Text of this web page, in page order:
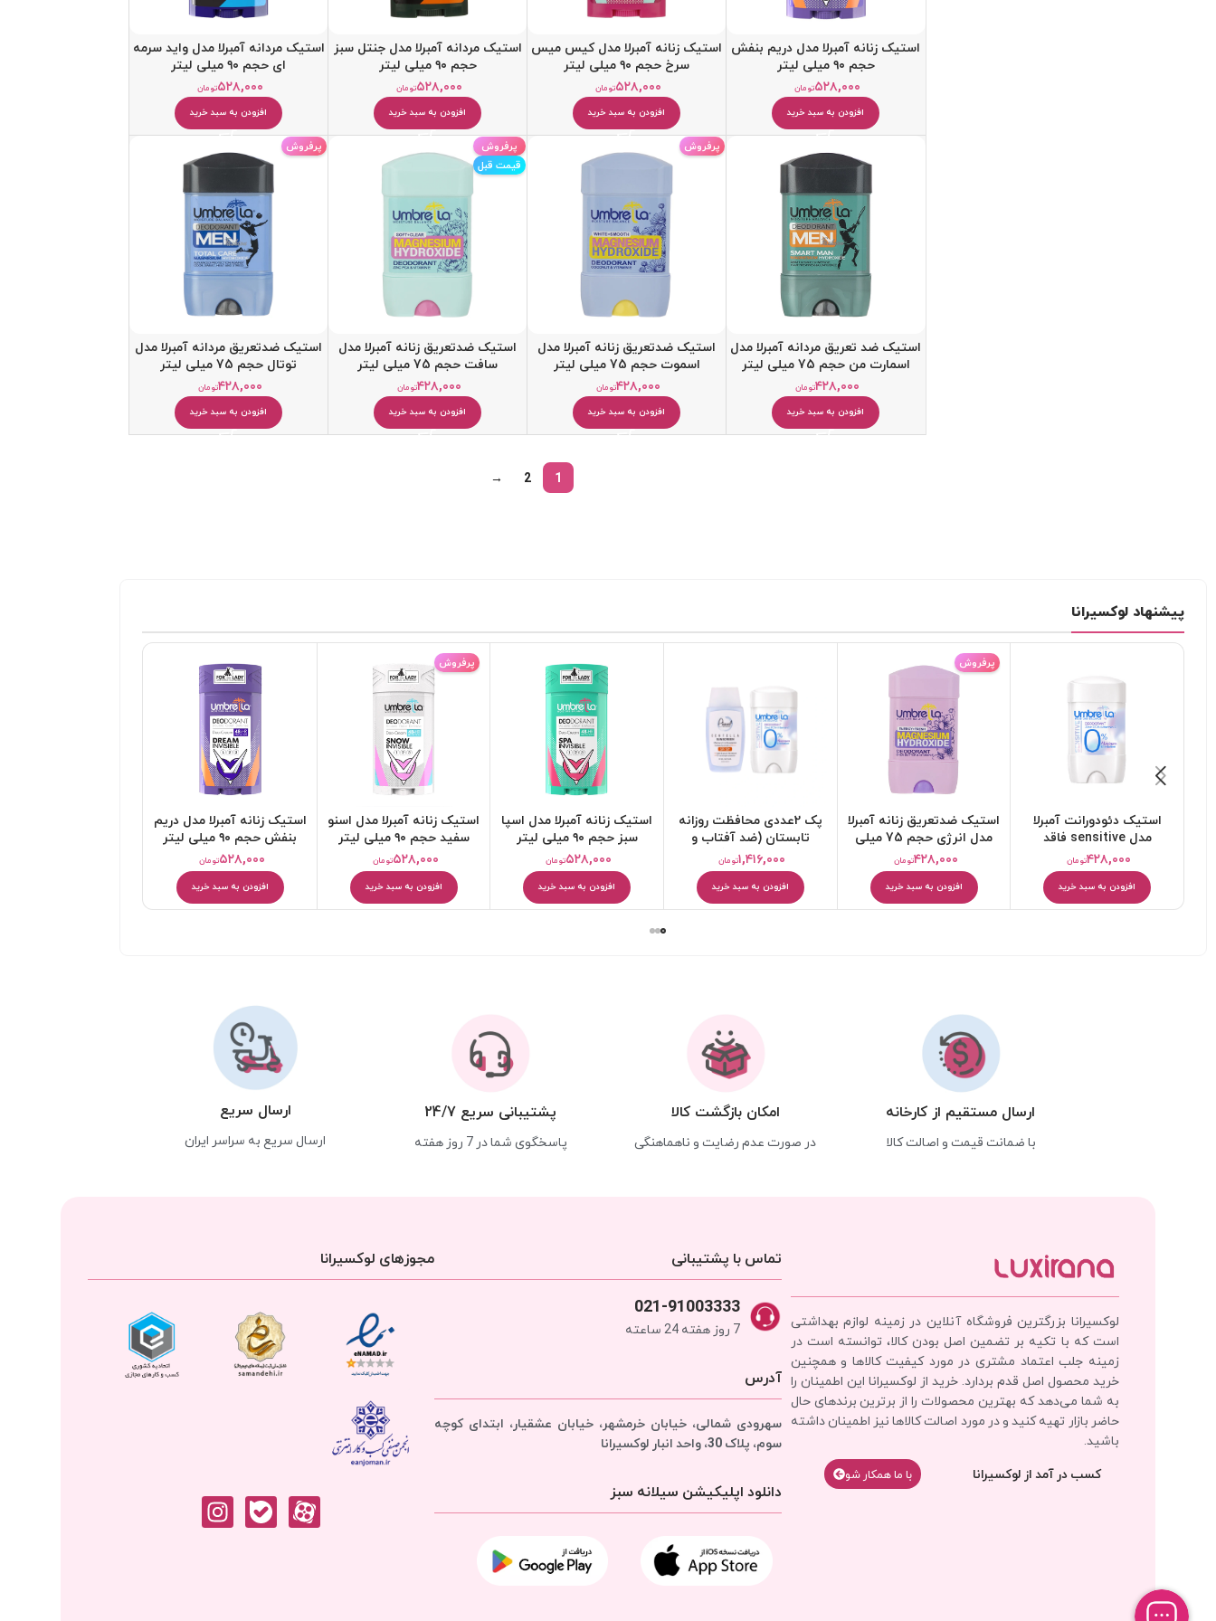
استیک زنانه آمبرلا مدل دریم بنفش
حجم ۹۰ میلی لیتر
تومان۵۲۸,۰۰۰
افزودن به سبد خرید
استیک زنانه آمبرلا مدل کیس میس
سرخ حجم ۹۰ میلی لیتر
تومان۵۲۸,۰۰۰
افزودن به سبد خرید
استیک مردانه آمبرلا مدل جنتل سبز
حجم ۹۰ میلی لیتر
تومان۵۲۸,۰۰۰
افزودن به سبد خرید
استیک مردانه آمبرلا مدل واید سرمه
ای حجم ۹۰ میلی لیتر
تومان۵۲۸,۰۰۰
افزودن به سبد خرید
استیک ضد تعریق مردانه آمبرلا مدل
اسمارت من حجم 75 میلی لیتر
تومان۴۲۸,۰۰۰
افزودن به سبد خرید
پرفروش
استيک ضدتعریق زنانه آمبرلا مدل
اسموت حجم 75 میلی لیتر
تومان۴۲۸,۰۰۰
افزودن به سبد خرید
پرفروش
قیمت قبل
استيک ضدتعریق زنانه آمبرلا مدل
سافت حجم 75 میلی لیتر
تومان۴۲۸,۰۰۰
افزودن به سبد خرید
پرفروش
استيک ضدتعریق مردانه آمبرلا مدل
توتال حجم 75 میلی لیتر
تومان۴۲۸,۰۰۰
افزودن به سبد خرید
1
2
→
پیشنهاد لوکسیرانا
استیک دئودورانت آمبرلا
مدل sensitive فاقد
لیتر
تومان۴۲۸,۰۰۰
افزودن به سبد خرید
پرفروش
استیک ضدتعریق زنانه آمبرلا
مدل انرژی حجم 75 میلی
لیترتومان۴۲۸,۰۰۰
افزودن به سبد خرید
پک 2عددی محافظت روزانه
تابستان (ضد آفتاب و
دئودورانت)
تومان۱,۴۱۶,۰۰۰
افزودن به سبد خرید
استیک زنانه آمبرلا مدل اسپا
سبز حجم ۹۰ میلی لیتر
تومان۵۲۸,۰۰۰
افزودن به سبد خرید
پرفروش
استیک زنانه آمبرلا مدل اسنو
سفید حجم ۹۰ میلی لیتر
تومان۵۲۸,۰۰۰
افزودن به سبد خرید
استیک زنانه آمبرلا مدل دریم
بنفش حجم ۹۰ میلی لیتر
تومان۵۲۸,۰۰۰
افزودن به سبد خرید
ارسال مستقیم از کارخانه
با ضمانت قیمت و اصالت کالا
امکان بازگشت کالا
در صورت عدم رضایت و ناهماهنگی
پشتیبانی سریع 24/7
پاسخگوی شما در 7 روز هفته
ارسال سریع
ارسال سریع به سراسر ایران
لوکسیرانا بزرگترین فروشگاه آنلاین در زمینه لوازم بهداشتی
است که با تکیه بر تضمین اصل بودن کالا، توانسته است در
زمینه جلب اعتماد مشتری در مورد کیفیت کالاها و همچنین
خرید محصول اصل قدم بردارد. خرید از لوکسیرانا این اطمینان را
به شما می‌دهد که بهترین محصولات را از برترین برندهای حال
حاضر بازار تهیه کنید و در مورد اصالت کالاها نیز اطمینان داشته
باشید.
کسب در آمد از لوکسیرانا با‌‌ ما همکار شو
تماس با پشتیبانی
021-91003333
7 روز هفته 24 ساعته
آدرس
سهرودی شمالی، خیابان خرمشهر، خیابان عشقیار، ابتدای کوچه
سوم، پلاک 30، واحد انبار
لوکسیرانا
دانلود اپلیکیشن سیلانه سبز
مجوزهای لوکسیرانا